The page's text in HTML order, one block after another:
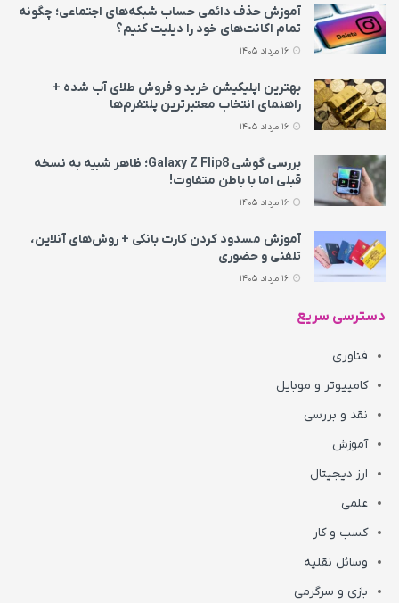
آموزش حذف دائمی حساب شبکه‌های اجتماعی؛ چگونه
تمام اکانت‌های خود را دیلیت کنیم؟
بهترین اپلیکیشن خرید و فروش طلای آب شده +
راهنمای انتخاب معتبرترین پلتفرم‌ها
بررسی گوشی Galaxy Z Flip8؛ ظاهر شبیه به نسخه
قبلی اما با باطن متفاوت!
آموزش مسدود کردن کارت بانکی + روش‌های آنلاین،
تلفنی و حضوری
دسترسی سریع
فناوری
کامپیوتر و موبایل
نقد و بررسی
آموزش
ارز دیجیتال
علمی
کسب و کار
وسائل نقلیه
بازی و سرگرمی